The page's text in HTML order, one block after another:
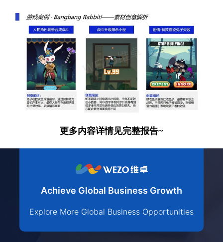
更多内容详情见完整报告~
Achieve Global Business Growth
Explore More Global Business Opportunities